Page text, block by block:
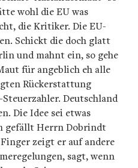
wohl die EU was
die Kritiker. Die EU-
Schickt die doch glatt
und mahnt ein, so gehe
für angeblich eh alle
Rückerstattung
Deutschland
Die Idee sei etwas
gefällt Herrn Dobrindt
zeigt er auf andere
sagt, wenn